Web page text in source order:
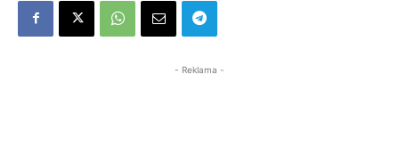
- Reklama -